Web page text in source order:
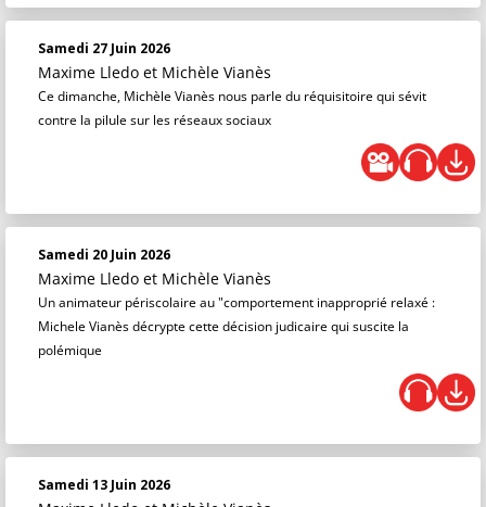
Samedi 27 Juin 2026
Maxime Lledo et Michèle Vianès
Ce dimanche, Michèle Vianès nous parle du réquisitoire qui sévit
contre la pilule sur les réseaux sociaux
Samedi 20 Juin 2026
Maxime Lledo et Michèle Vianès
Un animateur périscolaire au "comportement inapproprié relaxé :
Michele Vianès décrypte cette décision judicaire qui suscite la
polémique
Samedi 13 Juin 2026